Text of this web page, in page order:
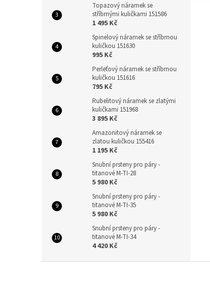
Topazový náramek se
stříbrnými kuličkami 151586
1 495 Kč
Spinelový náramek se stříbrnou
kuličkou 151630
995 Kč
Perleťový náramek se stříbrnou
kuličkou 151616
795 Kč
Rubelitový náramek se zlatými
kuličkami 151968
3 895 Kč
Amazonitový náramek se
zlatou kuličkou 155416
1 195 Kč
Snubní prsteny pro páry -
titanové M-TI-28
5 980 Kč
Snubní prsteny pro páry -
titanové M-TI-35
5 980 Kč
Snubní prsteny pro páry -
titanové M-TI-34
4 420 Kč